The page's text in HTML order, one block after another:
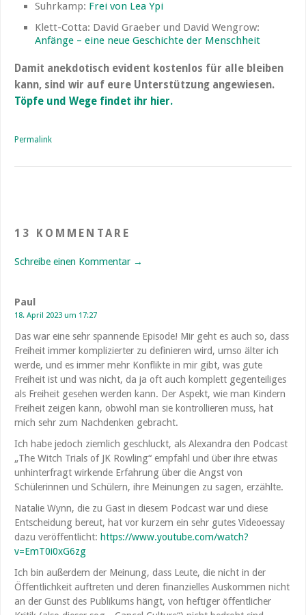
Suhrkamp: Frei von Lea Ypi
Klett-Cotta: David Graeber und David Wengrow:
Anfänge – eine neue Geschichte der Menschheit
Damit anekdotisch evident kostenlos für alle bleiben
kann, sind wir auf eure Unterstützung angewiesen.
Töpfe und Wege findet ihr hier.
Permalink
13 KOMMENTARE
Schreibe einen Kommentar →
Paul
18. April 2023 um 17:27
Das war eine sehr spannende Episode! Mir geht es auch so, dass
Freiheit immer komplizierter zu definieren wird, umso älter ich
werde, und es immer mehr Konflikte in mir gibt, was gute
Freiheit ist und was nicht, da ja oft auch komplett gegenteiliges
als Freiheit gesehen werden kann. Der Aspekt, wie man Kindern
Freiheit zeigen kann, obwohl man sie kontrollieren muss, hat
mich sehr zum Nachdenken gebracht.
Ich habe jedoch ziemlich geschluckt, als Alexandra den Podcast
„The Witch Trials of JK Rowling“ empfahl und über ihre etwas
unhinterfragt wirkende Erfahrung über die Angst von
Schülerinnen und Schülern, ihre Meinungen zu sagen, erzählte.
Natalie Wynn, die zu Gast in diesem Podcast war und diese
Entscheidung bereut, hat vor kurzem ein sehr gutes Videoessay
dazu veröffentlicht: https://www.youtube.com/watch?
v=EmT0i0xG6zg
Ich bin außerdem der Meinung, dass Leute, die nicht in der
Öffentlichkeit auftreten und deren finanzielles Auskommen nicht
an der Gunst des Publikums hängt, von heftiger öffentlicher